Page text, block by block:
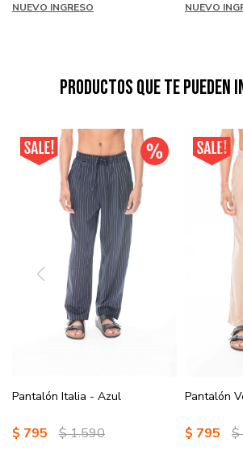
NUEVO INGRESO
NUEVO
Productos que te pueden
Pantalón Italia - Azul
$ 795 $1.590
Pantalón
$ 795 $